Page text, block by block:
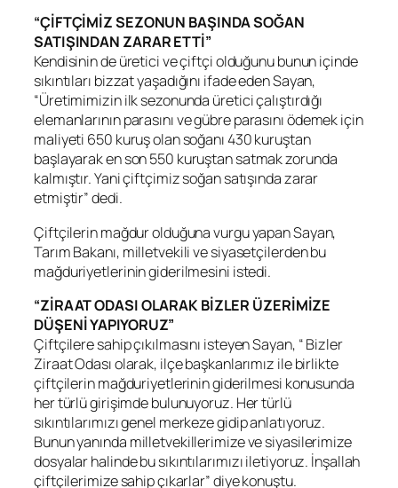
“ÇİFTÇİMİZ SEZONUN BAŞINDA SOĞAN
SATIŞINDAN ZARAR ETTİ”
Kendisinin de üretici ve çiftçi olduğunu bunun içinde
sıkıntıları bizzat yaşadığını ifade eden Sayan,
“Üretimimizin ilk sezonunda üretici çalıştırdığı
elemanlarının parasını ve gübre parasını ödemek için
maliyeti 650 kuruş olan soğanı 430 kuruştan
başlayarak en son 550 kuruştan satmak zorunda
kalmıştır. Yani çiftçimiz soğan satışında zarar
etmiştir” dedi.
Çiftçilerin mağdur olduğuna vurgu yapan Sayan,
Tarım Bakanı, milletvekili ve siyasetçilerden bu
mağduriyetlerinin giderilmesini istedi.
“ZİRAAT ODASI OLARAK BİZLER ÜZERİMİZE
DÜŞENİ YAPIYORUZ”
Çiftçilere sahip çıkılmasını isteyen Sayan, “ Bizler
Ziraat Odası olarak, ilçe başkanlarımız ile birlikte
çiftçilerin mağduriyetlerinin giderilmesi konusunda
her türlü girişimde bulunuyoruz. Her türlü
sıkıntılarımızı genel merkeze gidip anlatıyoruz.
Bunun yanında milletvekillerimize ve siyasilerimize
dosyalar halinde bu sıkıntılarımızı iletiyoruz. İnşallah
çiftçilerimize sahip çıkarlar” diye konuştu.